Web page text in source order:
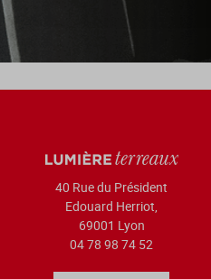
40 Rue du Président
Edouard Herriot,
69001 Lyon
04 78 98 74 52